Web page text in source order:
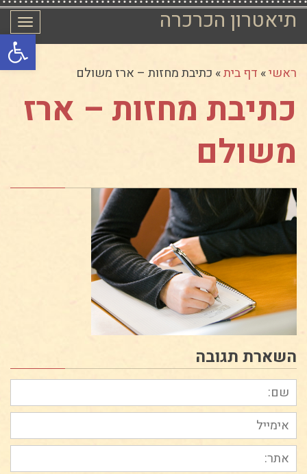
פתח
תיאטרון הכרכרה
ראשי» דף בית» כתיבת מחזות – ארז משולם
כתיבת מחזות – ארז
משולם
השארת תגובה